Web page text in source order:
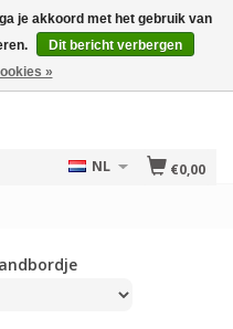
€0,00
NL
je akkoord met het gebruik van
Dit bericht verbergen
»